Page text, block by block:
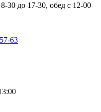
30 до 17-30, обед с 12-00
63